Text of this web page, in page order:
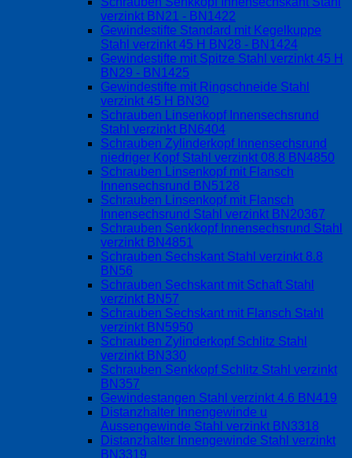
verzinkt BN21 - BN1422
Gewindestifte Standard mit Kegelkuppe
Stahl verzinkt 45 H BN28 - BN1424
Gewindestifte mit Spitze Stahl verzinkt 45 H
BN29 - BN1425
Gewindestifte mit Ringschneide Stahl
verzinkt 45 H BN30
Schrauben Linsenkopf Innensechsrund
Stahl verzinkt BN6404
Schrauben Zylinderkopf Innensechsrund
niedriger Kopf Stahl verzinkt 08.8 BN4850
Schrauben Linsenkopf mit Flansch
Innensechsrund BN5128
Schrauben Linsenkopf mit Flansch
Innensechsrund Stahl verzinkt BN20367
Schrauben Senkkopf Innensechsrund Stahl
verzinkt BN4851
Schrauben Sechskant Stahl verzinkt 8.8
BN56
Schrauben Sechskant mit Schaft Stahl
verzinkt BN57
Schrauben Sechskant mit Flansch Stahl
verzinkt BN5950
Schrauben Zylinderkopf Schlitz Stahl
verzinkt BN330
Schrauben Senkkopf Schlitz Stahl verzinkt
BN357
Gewindestangen Stahl verzinkt 4.6 BN419
Distanzhalter Innengewinde u
Aussengewinde Stahl verzinkt BN3318
Distanzhalter Innengewinde Stahl verzinkt
BN3319